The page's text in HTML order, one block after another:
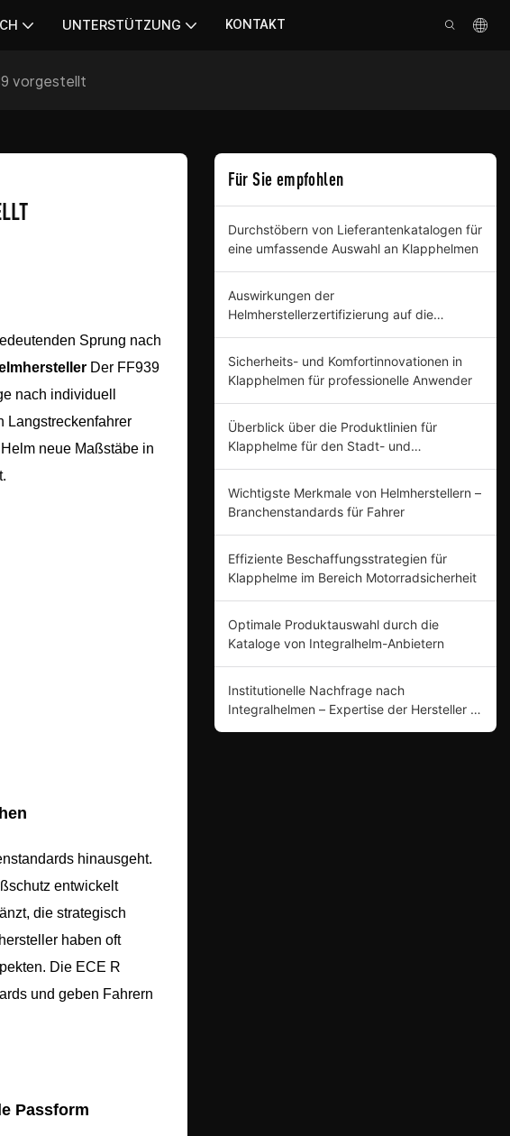
UNTERSTÜTZUNG KONTAKT
vorgestellt
Sprung nach
Der FF939
nach individuell
Langstreckenfahrer
neue Maßstäbe in
hinausgeht.
entwickelt
die strategisch
haben oft
Die ECE R
und geben Fahrern
Passform
Für Sie empfohlen
Durchstöbern von Lieferantenkatalogen für
eine umfassende Auswahl an Klapphelmen
Auswirkungen der
Helmherstellerzertifizierung auf die
Sicherheits- und Komfortinnovationen in
Klapphelmen für professionelle Anwender
Überblick über die Produktlinien für
Klapphelme für den Stadt- und
Wichtigste Merkmale von Helmherstellern –
Branchenstandards für Fahrer
Effiziente Beschaffungsstrategien für
Klapphelme im Bereich Motorradsicherheit
Optimale Produktauswahl durch die
Kataloge von Integralhelm-Anbietern
Institutionelle Nachfrage nach
Integralhelmen – Expertise der Hersteller in